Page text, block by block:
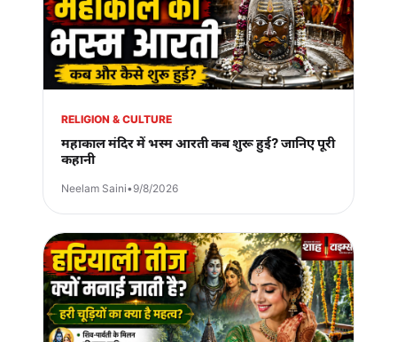
RELIGION & CULTURE
महाकाल मंदिर में भस्म आरती कब शुरू हुई? जानिए पूरी
कहानी
Neelam Saini•9/8/2026